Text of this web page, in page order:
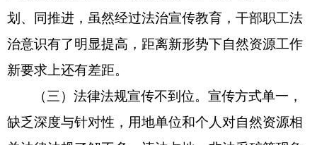
划、同推进，虽然经过法治宣传教育，干部职工法
治意识有了明显提高，距离新形势下自然资源工作
新要求上还有差距。
（三）法律法规宣传不到位。宣传方式单一，
缺乏深度与针对性，用地单位和个人对自然资源相